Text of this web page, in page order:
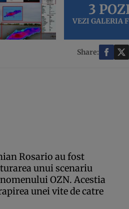
3
VEZI GALERIA
Share:
Rosario au fost
unui scenariu
OZN. Acestia
unei vite de catre